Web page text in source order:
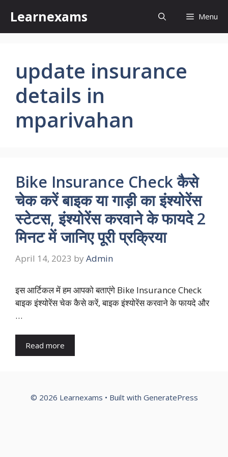
content
Learnexams Menu
update insurance
details in
mparivahan
Bike Insurance Check कैसे
चेक करें बाइक या गाड़ी का इंश्योरेंस
स्टेटस, इंश्योरेंस करवाने के फायदे 2
मिनट में जानिए पूरी प्रक्रिया
April 14, 2023 by Admin
इस आर्टिकल में हम आपको बताएंगे Bike Insurance Check
बाइक इंश्योरेंस चेक कैसे करें, बाइक इंश्योरेंस करवाने के फायदे और
…
Read more
© 2026 Learnexams • Built with GeneratePress